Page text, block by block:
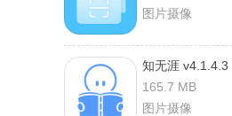
图片摄像
知无涯 v4.1.4.3
安卓版
165.7 MB
图片摄像